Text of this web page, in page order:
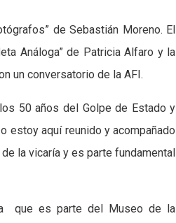
de Sebastián Moreno. El
Análoga” de Patricia Alfaro y la
un conversatorio de la AFI.
50 años del Golpe de Estado y
estoy aquí reunido y acompañado
la vicaría y es parte fundamental
que es parte del Museo de la